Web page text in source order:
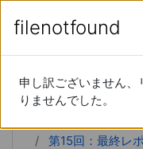
サイドパネル
あなたは現
グイン )
経営学
第15回：最終レ
filenotfound
申し訳ございません
りませんでした。
filenotfound
申し訳ございません
りませんでした。